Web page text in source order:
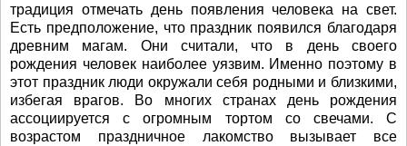
традиция отмечать день появления человека на свет.
Есть предположение, что праздник появился благодаря
древним магам. Они считали, что в день своего
рождения человек наиболее уязвим. Именно поэтому в
этот праздник люди окружали себя родными и близкими,
избегая врагов. Во многих странах день рождения
ассоциируется с огромным тортом со свечами. С
возрастом праздничное лакомство вызывает все